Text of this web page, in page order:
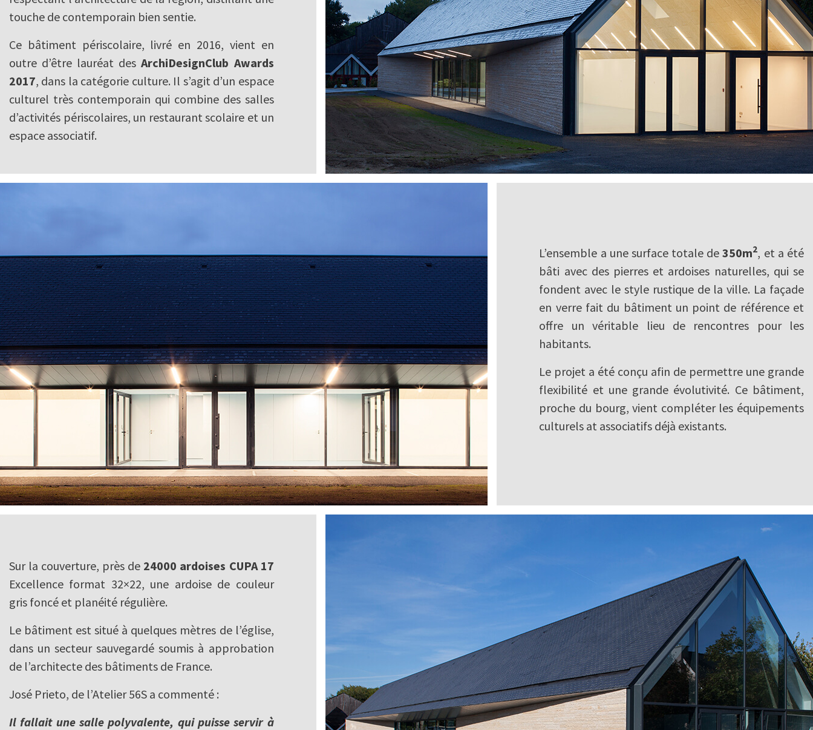
touche de contemporain bien sentie.
Ce bâtiment périscolaire, livré en 2016, vient en
outre d’être lauréat desArchiDesignClub Awards
2017, dans la catégorie culture. Il s’agit d’un espace
culturel très contemporain qui combine des salles
d’activités périscolaires, un restaurant scolaire et un
espace associatif.
L’ensemble a une surface totale de350m2, et a été
bâti avec des pierres et ardoises naturelles, qui se
fondent avec le style rustique de la ville. La façade
en verre fait du bâtiment un point de référence et
offre un véritable lieu de rencontres pour les
habitants.
Le projet a été conçu afin de permettre une grande
flexibilité et une grande évolutivité. Ce bâtiment,
proche du bourg, vient compléter les équipements
culturels at associatifs déjà existants.
Sur la couverture, près de 24000 ardoises CUPA 17
Excellence format 32×22, une ardoise de couleur
gris foncé et planéité régulière.
Le bâtiment est situé à quelques mètres de l’église,
dans un secteur sauvegardé soumis à approbation
de l’architecte des bâtiments de France.
José Prieto, de l’Atelier 56S a commenté :
Il fallait une salle polyvalente, qui puisse servir à